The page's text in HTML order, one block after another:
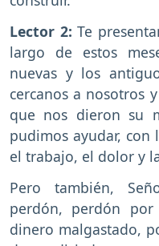
Lector 2: Te
largo de estos
nuevas y los
cercanos a nosotros
que nos dieron su
pudimos ayudar, con
el trabajo, el dolor y
Pero también,
perdón, perdón
dinero malgastado,